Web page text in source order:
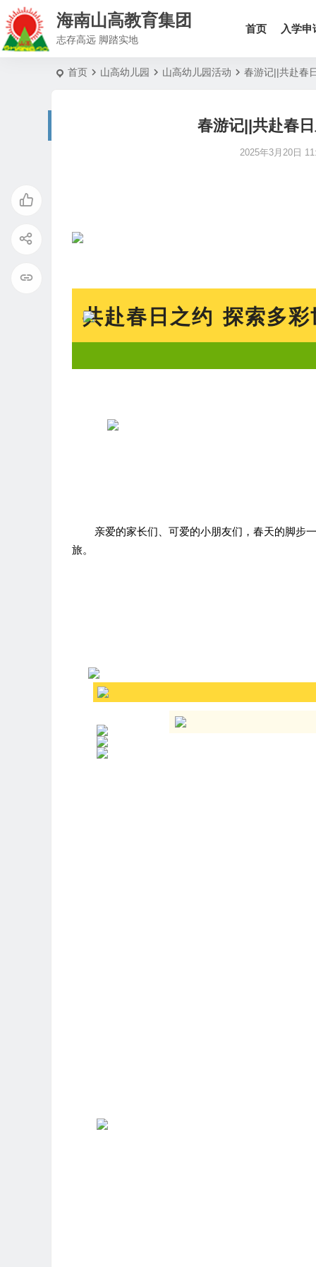
海南山高教育集团
志存高远 脚踏实地
首页 入学申
首页 山高幼儿园 山高幼儿园活动 春游记||共赴春
春游记||共赴春
2025年3月20日
共赴春日之约 探索多彩
亲爱的家长们、可爱的小朋友们，春天的脚步
旅。